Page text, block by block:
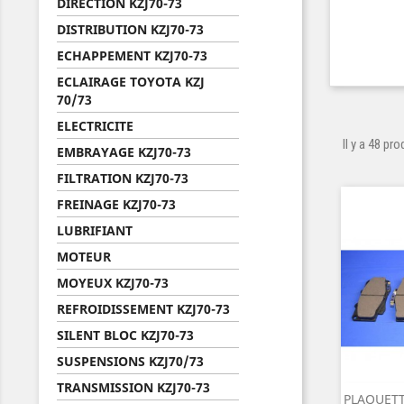
DISTRIBUTION KZJ70-73
ECHAPPEMENT KZJ70-73
ECLAIRAGE TOYOTA KZJ
70/73
ELECTRICITE
EMBRAYAGE KZJ70-73
FILTRATION KZJ70-73
FREINAGE KZJ70-73
LUBRIFIANT
MOTEUR
MOYEUX KZJ70-73
REFROIDISSEMENT KZJ70-73
SILENT BLOC KZJ70-73
SUSPENSIONS KZJ70/73
TRANSMISSION KZJ70-73
Il y a 48